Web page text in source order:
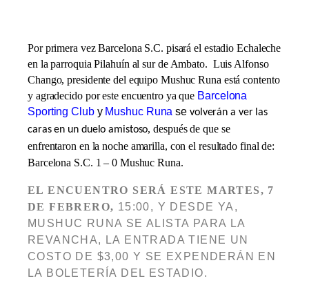
Por primera vez Barcelona S.C. pisará el estadio Echaleche
en laparroquia Pilahuín al sur de Ambato. Luis Alfonso
Chango, presidente del equipo Mushuc Runa está contento
y agradecido por este encuentro ya que Barcelona
Sporting Cluby Mushuc Runa se volverán a ver las
caras en un duelo amistoso, después de que se
enfrentaron en la noche amarilla, con el resultado final de:
Barcelona S.C. 1 – 0 Mushuc Runa.
EL ENCUENTRO SERÁ ESTE MARTES, 7
DE FEBRERO, 15:00, Y DESDE YA,
MUSHUC RUNA SE ALISTA PARA LA
REVANCHA, LA ENTRADA TIENE UN
COSTO DE $3,00 Y SE EXPENDERÁN EN
LA BOLETERÍA DEL ESTADIO.